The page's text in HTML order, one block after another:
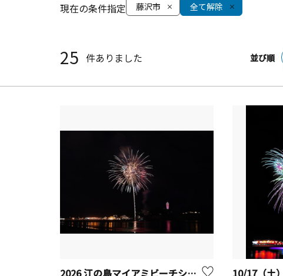
現在の条件指定 藤沢市 全て解除
25 件ありました 並び順
2026 江の島マイアミビーチショー 「マイアミビーチショー"夏"花火」